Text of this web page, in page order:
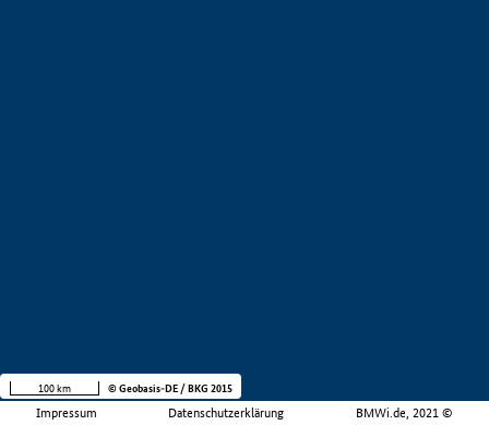
Impressum Datenschutzerklärung BMWi.de, 2021 ©
100 km © Geobasis-DE / BKG 2015